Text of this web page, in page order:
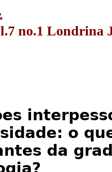
no.1 Londrina
o
da